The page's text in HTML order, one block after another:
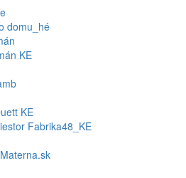
domu_hé
KE
KE
Fabrika48_KE